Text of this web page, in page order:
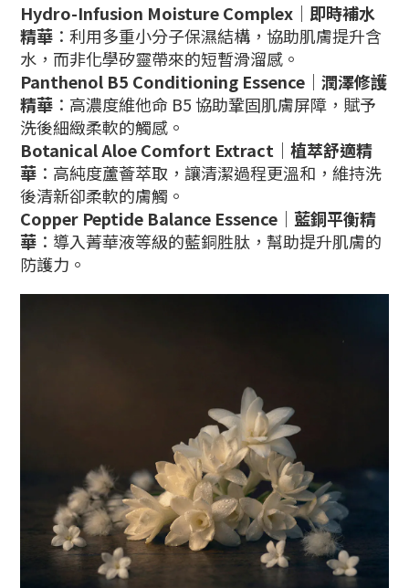
Hydro-Infusion Moisture Complex｜即時補水
精華 ：利用多重小分子保濕結構，協助肌膚提升含
水，而非化學矽靈帶來的短暫滑溜感。
Panthenol B5 Conditioning Essence｜潤澤修護
精華 ：高濃度維他命 B5 協助鞏固肌膚屏障，賦予
洗後細緻柔軟的觸感。
Botanical Aloe Comfort Extract｜植萃舒適精
華 ：高純度蘆薈萃取，讓清潔過程更溫和，維持洗
後清新卻柔軟的膚觸。
Copper Peptide Balance Essence｜藍銅平衡精
華 ：導入菁華液等級的藍銅胜肽，幫助提升肌膚的
防護力。